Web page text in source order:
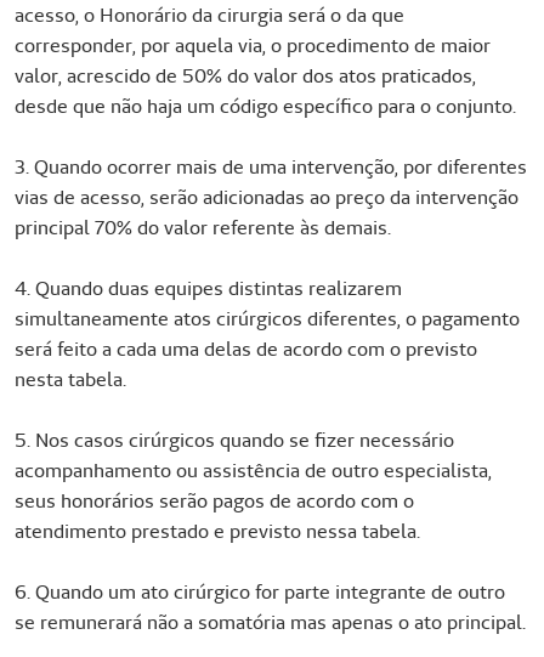
acesso, o Honorário da cirurgia será o da que
corresponder, por aquela via, o procedimento de maior
valor, acrescido de 50% do valor dos atos praticados,
desde que não haja um código específico para o conjunto.
3. Quando ocorrer mais de uma intervenção, por diferentes
vias de acesso, serão adicionadas ao preço da intervenção
principal 70% do valor referente às demais.
4. Quando duas equipes distintas realizarem
simultaneamente atos cirúrgicos diferentes, o pagamento
será feito a cada uma delas de acordo com o previsto
nesta tabela.
5. Nos casos cirúrgicos quando se fizer necessário
acompanhamento ou assistência de outro especialista,
seus honorários serão pagos de acordo com o
atendimento prestado e previsto nessa tabela.
6. Quando um ato cirúrgico for parte integrante de outro
se remunerará não a somatória mas apenas o ato principal.